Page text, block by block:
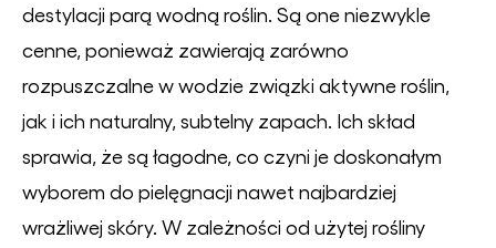
destylacji parą wodną roślin. Są one niezwykle
cenne, ponieważ zawierają zarówno
rozpuszczalne w wodzie związki aktywne roślin,
jak i ich naturalny, subtelny zapach. Ich skład
sprawia, że są łagodne, co czyni je doskonałym
wyborem do pielęgnacji nawet najbardziej
wrażliwej skóry. W zależności od użytej rośliny